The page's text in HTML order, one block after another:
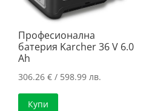
Професионална
батерия Karcher 36 V 6.0
Ah
306.26€ / 598.99 лв.
Купи